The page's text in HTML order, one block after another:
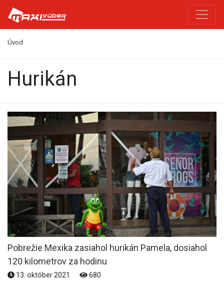
Úvod
hurikán
Pobrežie Mexika zasiahol hurikán Pamela, dosiahol
120 kilometrov za hodinu
13. október 2021 680